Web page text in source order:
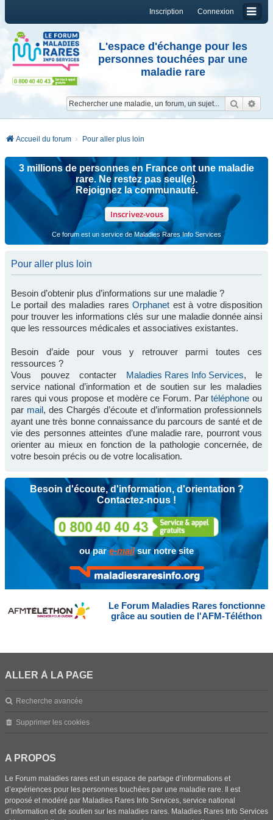
Connexion
Inscription
L'espace d'échange pour les
personnes touchées par une
maladie rare
Accueil du forum Pour aller plus loin
3 millions de personnes en France ont une maladie
rare. Ne restez pas seul(e).
Rejoignez la communauté.
Inscrivez-vous
Ce forum est un service de Maladies Rares Info Services
Pour aller plus loin
Besoin d’obtenir plus d’informations sur une maladie ?
Le portail des maladies raresOrphanet est à votre disposition
pour trouver les informations clés sur une maladie donnée ainsi
que les ressources médicales et associatives existantes.
Besoin d’aide pour vous y retrouver parmi toutes ces
ressources ?
Vous pouvez contacter Maladies Rares Info Services, le
service national d’information et de soutien sur les maladies
rares qui vous propose et modère ce Forum. Partéléphone ou
par mail, des Chargés d’écoute et d’information professionnels
ayant une très bonne connaissance du parcours de santé et de
vie des personnes atteintes d’une maladie rare, pourront vous
orienter au mieux en fonction de la pathologie concernée, de
votre besoin précis ou de votre localisation.
Besoin d'écoute, d'information, d'orientation ?
Contactez-nous !
ou pare-mailsur notre site
Le Forum Maladies Rares fonctionne
grâce au soutien de l'AFM-Téléthon
ALLER À LA PAGE
Recherche avancée
Supprimer les cookies
A PROPOS
Le Forum maladies rares est un espace de partage d’informations et
d’expériences pour les personnes touchées par une maladie rare. Il est
proposé et modéré par Maladies Rares Info Services, service national
d’information et de soutien sur les maladies rares. Maladies Rares Info Services